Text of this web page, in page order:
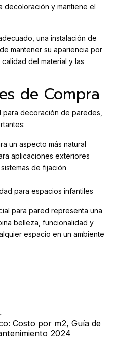
decoloración y mantiene el
una instalación de
mantener su apariencia por
del material y las
de Compra
decoración de paredes,
un aspecto más natural
aplicaciones exteriores
de fijación
para espacios infantiles
para pared representa una
belleza, funcionalidad y
espacio en un ambiente
Costo por m2, Guía de
2024